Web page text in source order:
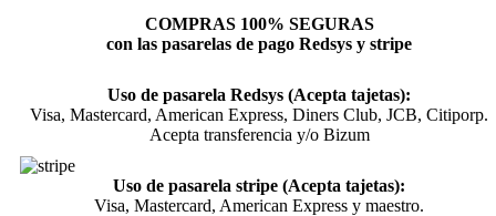
COMPRAS 100% SEGURAS
con las pasarelas de pago Redsys y stripe
Uso de pasarela Redsys (Acepta tajetas):
Visa, Mastercard, American Express, Diners Club, JCB, Citiporp.
Acepta transferencia y/o Bizum
Uso de pasarela stripe (Acepta tajetas):
Visa, Mastercard, American Express y maestro.